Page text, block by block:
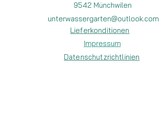
9542 Münchwilen
unterwassergarten@outlook.com
Lieferkonditionen
Impressum
Datenschutzrichtlinien